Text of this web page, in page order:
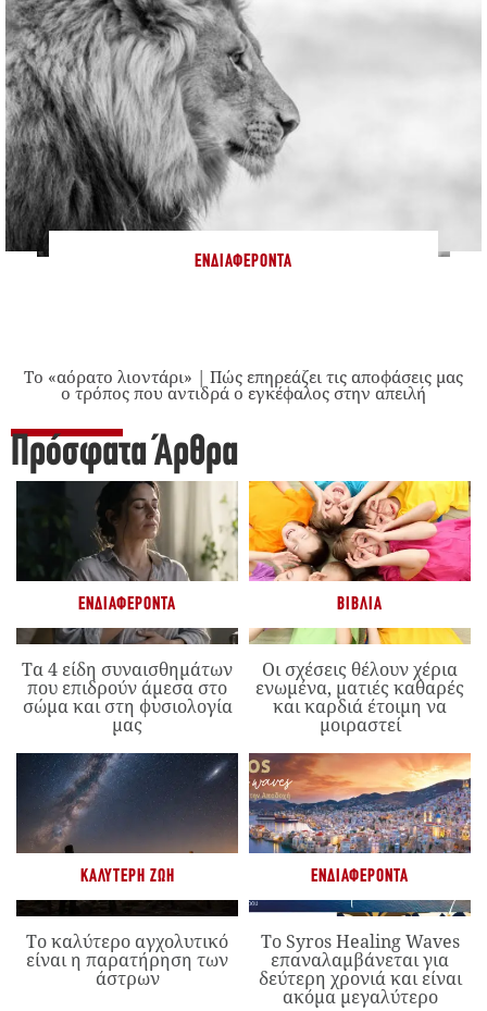
ΕΝΔΙΑΦΈΡΟΝΤΑ
Το «αόρατο λιοντάρι» | Πώς επηρεάζει τις αποφάσεις μας
ο τρόπος που αντιδρά ο εγκέφαλος στην απειλή
Πρόσφατα Άρθρα
ΕΝΔΙΑΦΈΡΟΝΤΑ
Τα 4 είδη συναισθημάτων
που επιδρούν άμεσα στο
σώμα και στη φυσιολογία
μας
ΒΙΒΛΊΑ
Οι σχέσεις θέλουν χέρια
ενωμένα, ματιές καθαρές
και καρδιά έτοιμη να
μοιραστεί
ΚΑΛΎΤΕΡΗ ΖΩΉ
Το καλύτερο αγχολυτικό
είναι η παρατήρηση των
άστρων
ΕΝΔΙΑΦΈΡΟΝΤΑ
Το Syros Healing Waves
επαναλαμβάνεται για
δεύτερη χρονιά και είναι
ακόμα μεγαλύτερο